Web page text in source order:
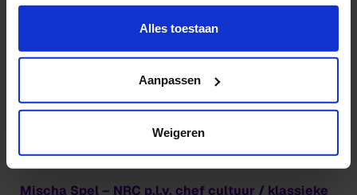
Wil je meer weten of de voorkeur aanpassen, bekijk dan
https://www.hku.nl/privacy-statement-en-
Alles toestaan
Aanpassen
Weigeren
Klassieke Muziek & Historische uitvoeringspraktijk
afdeling
Ernst Rombout - HKU docent
Mischa Spel – NRC p.l.v. chef cultuur / klassieke